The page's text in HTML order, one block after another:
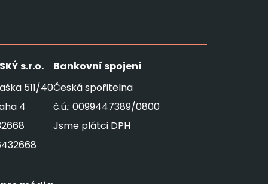
s.r.o.
511/40
4
Bankovní spojení
Česká spořitelna
č.ú.: 0099447389/0800
Jsme plátci DPH